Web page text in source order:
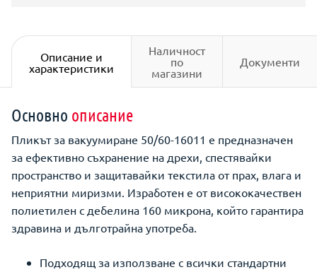
Описание и
характеристики
Наличност
по
магазини
Документи
Основно описание
Пликът за вакуумиране 50/60-16011 е предназначен
за ефективно съхранение на дрехи, спестявайки
пространство и защитавайки текстила от прах, влага и
неприятни миризми. Изработен е от висококачествен
полиетилен с дебелина 160 микрона, който гарантира
здравина и дълготрайна употреба.
Подходящ за използване с всички стандартни